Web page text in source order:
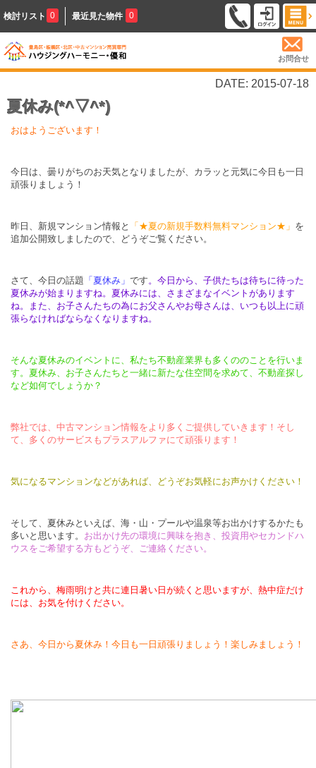
検討リスト 0 最近見た物件 0
お問合せ
DATE: 2015-07-18
夏休み(*^▽^*)
おはようございます！
今日は、曇りがちのお天気となりましたが、カラッと元気に今日も一日
頑張りましょう！
昨日、新規マンション情報と 「★夏の新規手数料無料マンション★」 を
追加公開致しましたので、どうぞご覧ください。
さて、今日の話題 「夏休み」 です 。今日から、子供たちは待ちに待った
夏休みが始まりますね。夏休みには、さまざまなイベントがあります
ね。また、お子さんたちの為にお父さんやお母さんは、いつも以上に頑
張らなければならなくなりますね。
そんな夏休みのイベントに、私たち不動産業界も多くののことを行いま
す。夏休み、お子さんたちと一緒に新たな住空間を求めて、不動産探し
など如何でしょうか？
弊社では、中古マンション情報をより多くご提供していきます！そし
て、多くのサービスもプラスアルファにて頑張ります！
気になるマンションなどがあれば、どうぞお気軽にお声かけください！
そして、夏休みといえば、海・山・プールや温泉等お出かけするかたも
多いと思います。 お出かけ先の環境に興味を抱き、投資用やセカンドハ
ウスをご希望する方もどうぞ、ご連絡ください。
これから、梅雨明けと共に連日暑い日が続くと思いますが、熱中症だけ
には、お気を付けください。
さあ、今日から夏休み！今日も一日頑張りましょう！楽しみましょう！